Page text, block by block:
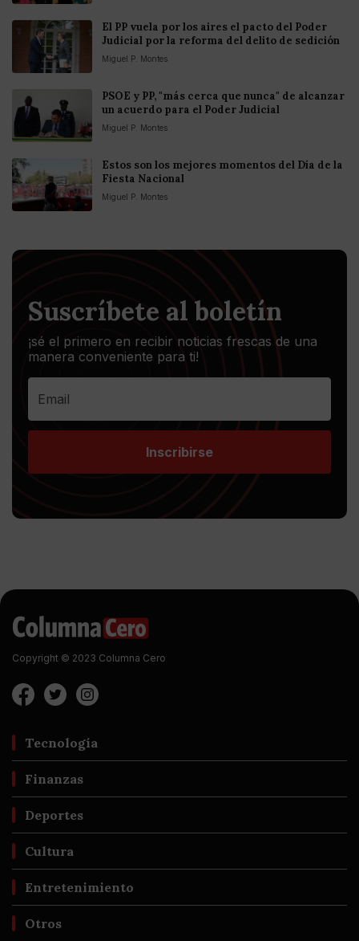
El PP vuela por los aires el pacto del Poder
Judicial por la reforma del delito de sedición
Miguel P. Montes
PSOE y PP, "más cerca que nunca" de alcanzar
un acuerdo para el Poder Judicial
Miguel P. Montes
Estos son los mejores momentos del Día de la
Fiesta Nacional
Miguel P. Montes
Suscríbete al boletín
¡sé el primero en recibir noticias frescas de una
manera conveniente para ti!
Inscribirse
Copyright © 2023 Columna Cero
Tecnología
Finanzas
Deportes
Cultura
Entretenimiento
Otros